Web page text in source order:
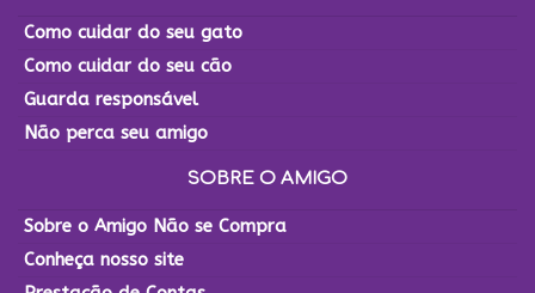
Como cuidar do seu gato
Como cuidar do seu cão
Guarda responsável
Não perca seu amigo
SOBRE O AMIGO
Sobre o Amigo Não se Compra
Conheça nosso site